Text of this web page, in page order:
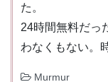
た。
24時間無料だっ
わなくもない。
Murmur